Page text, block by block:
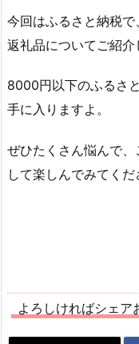
今回はふるさと納税
返礼品についてご紹介
8000円以下のふるさ
手に入りますよ。
ぜひたくさん悩んで
して楽しんでみてくだ
よろしければシェア